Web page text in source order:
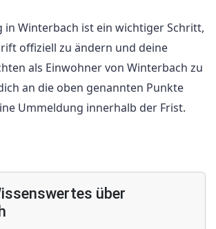
in Winterbach ist ein wichtiger Schritt,
offiziell zu ändern und deine
als Einwohner von Winterbach zu
an die oben genannten Punkte
Ummeldung innerhalb der Frist.
über